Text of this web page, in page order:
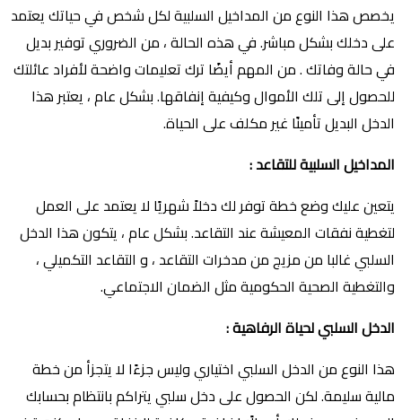
يخصص هذا النوع من المداخيل السلبية لكل شخص في حياتك يعتمد
على دخلك بشكل مباشر. في هذه الحالة ، من الضروري توفير بديل
في حالة وفاتك . من المهم أيضًا ترك تعليمات واضحة لأفراد عائلتك
للحصول إلى تلك الأموال وكيفية إنفاقها. بشكل عام ، يعتبر هذا
الدخل البديل تأمينًا غير مكلف على الحياة.
المداخيل السلبية للتقاعد :
يتعين عليك وضع خطة توفر لك دخلاً شهريًا لا يعتمد على العمل
لتغطية نفقات المعيشة عند التقاعد. بشكل عام ، يتكون هذا الدخل
السلبي غالبا من مزيج من مدخرات التقاعد ، و التقاعد التكميلي ،
والتغطية الصحية الحكومية مثل الضمان الاجتماعي.
الدخل السلبي لحياة الرفاهية :
هذا النوع من الدخل السلبي اختياري وليس جزءًا لا يتجزأ من خطة
مالية سليمة. لكن الحصول على دخل سلبي يتراكم بانتظام بحسابك